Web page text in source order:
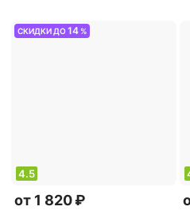
СКИДКИ ДО14 %
4.5
от 1 820 ₽